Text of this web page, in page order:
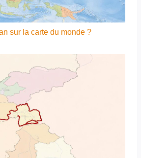
sur la carte du monde ?